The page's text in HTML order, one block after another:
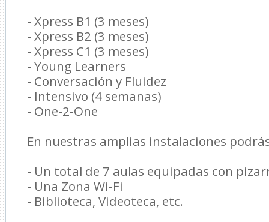
- Xpress B1 (3 meses)
- Xpress B2 (3 meses)
- Xpress C1 (3 meses)
- Young Learners
- Conversación y Fluidez
- Intensivo (4 semanas)
- One-2-One
En nuestras amplias instalaciones
- Un total de 7 aulas equipadas con
- Una Zona Wi-Fi
- Biblioteca, Videoteca, etc.